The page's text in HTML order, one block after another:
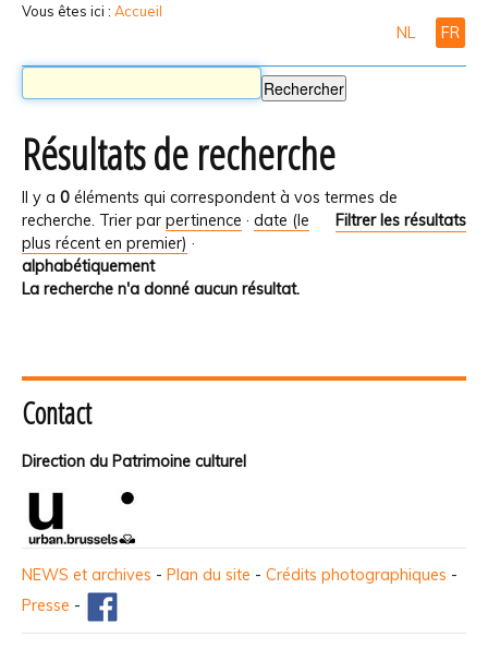
Vous êtes ici : Accueil
NL FR
Résultats de recherche
Il y a 0 éléments qui correspondent à vos termes de
recherche.
Filtrer les résultats
Trier par pertinence · date (le
plus récent en premier) ·
alphabétiquement
La recherche n'a donné aucun résultat.
Contact
Direction du Patrimoine culturel
NEWS et archives - Plan du site - Crédits photographiques -
Presse -